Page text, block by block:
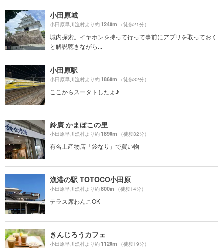
小田原城
小田原早川漁村より約1240m （徒歩21分）
城内探索。イヤホンを持って行って事前にアプリを取っておく
と解説聴きながら...
小田原駅
小田原早川漁村より約1860m （徒歩32分）
ここからスータトしたよ♪
鈴廣 かまぼこの里
小田原早川漁村より約1890m （徒歩32分）
有名土産物店「鈴なり」で買い物
漁港の駅 TOTOCO小田原
小田原早川漁村より約800m （徒歩14分）
テラス席わんこOK
きんじろうカフェ
小田原早川漁村より約1120m （徒歩19分）